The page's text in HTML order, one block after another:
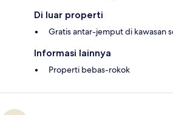
Di luar properti
Gratis antar-jemput di kawasan
Informasi lainnya
Properti bebas-rokok